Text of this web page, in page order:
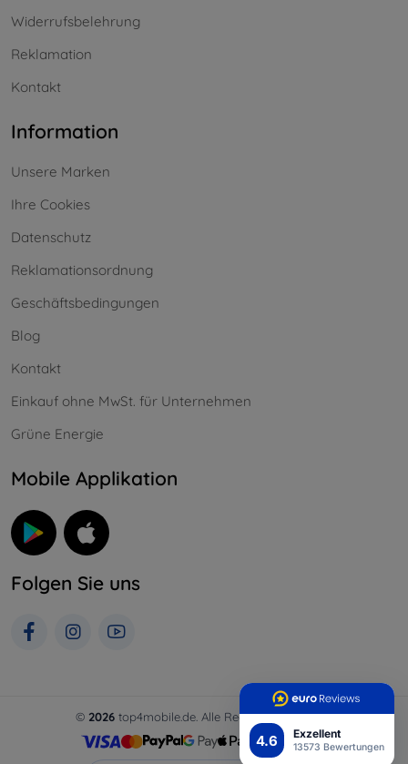
4.6 Exzellent
13573 Bewertungen
Widerrufsbelehrung
Reklamation
Kontakt
Information
Unsere Marken
Ihre Cookies
Datenschutz
Reklamationsordnung
Geschäftsbedingungen
Blog
Kontakt
Einkauf ohne MwSt. für Unternehmen
Grüne Energie
Mobile Applikation
Folgen Sie uns
© 2026 top4mobile.de. Alle Rechte vorbehalten.